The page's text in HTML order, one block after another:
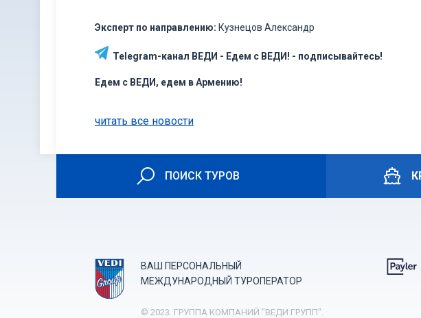
Эксперт по направлению: Кузнецов Александр
Telegram-канал ВЕДИ - Едем с ВЕДИ! - подписывайтесь!
Едем с ВЕДИ, едем в Армению!
читать все новости
ПОИСК ТУРОВ
ВАШ ПЕРСОНАЛЬНЫЙ
МЕЖДУНАРОДНЫЙ ТУРОПЕРАТОР
© 2023. ГРУППА КОМПАНИЙ "ВЕДИ ГРУПП".